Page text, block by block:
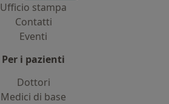
Ufficio stampa
Contatti
Eventi
Per i pazienti
Dottori
Medici di base